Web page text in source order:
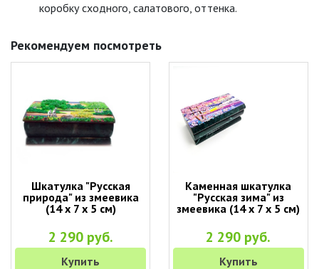
коробку сходного, салатового, оттенка.
Рекомендуем посмотреть
Шкатулка "Русская
природа" из змеевика
(14 х 7 х 5 см)
2 290 руб.
Купить
Каменная шкатулка
"Русская зима" из
змеевика (14 х 7 х 5 см)
2 290 руб.
Купить